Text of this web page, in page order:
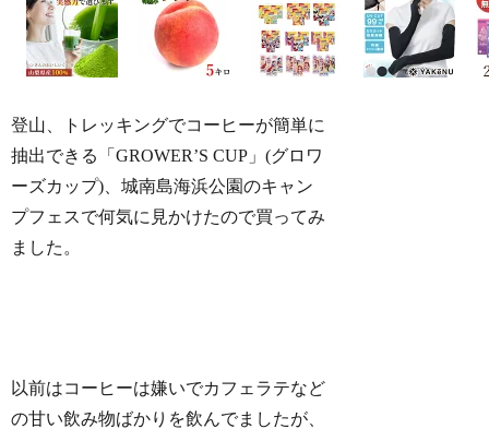
登山、トレッキングでコーヒーが簡単に
抽出できる「GROWER’S CUP」(グロワ
ーズカップ)、城南島海浜公園のキャン
プフェスで何気に見かけたので買ってみ
ました。
以前はコーヒーは嫌いでカフェラテなど
の甘い飲み物ばかりを飲んでましたが、